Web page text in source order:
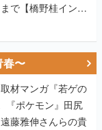
で【橋野桂インタ
春〜
材マンガ『若ゲの
『ポケモン』田尻
藤雅伸さんらの貴